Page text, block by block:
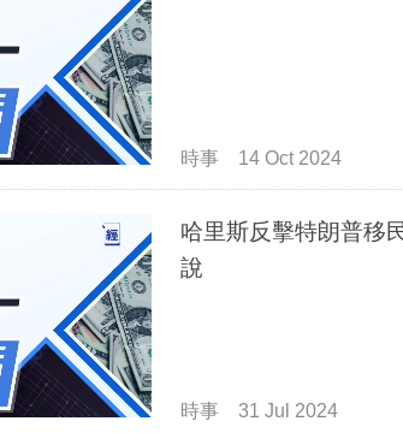
時事 14 Oct 2024
哈里斯反擊特朗普移
說
時事 31 Jul 2024